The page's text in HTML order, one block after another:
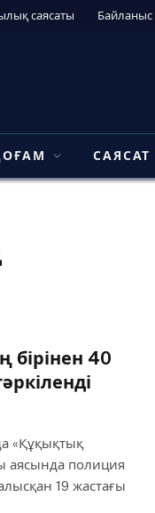
саясаты Байланыс
САЯСАТ
бірінен 40
«Құқықтық
аясында полиция
19 жастағы